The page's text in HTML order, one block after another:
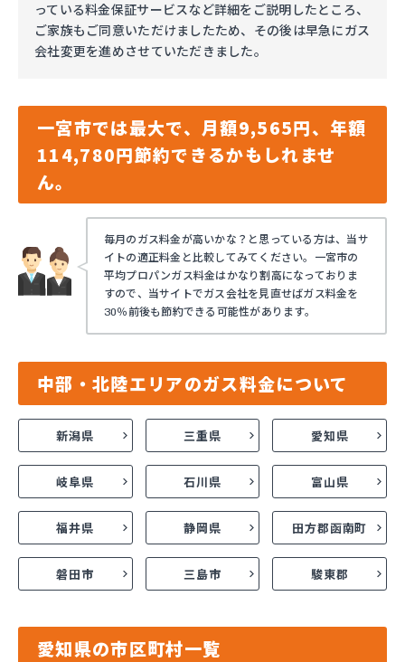
っている料金保証サービスなど詳細をご説明したところ、
ご家族もご同意いただけましたため、その後は早急にガス
会社変更を進めさせていただきました。
一宮市では最大で、月額9,565円、年額
114,780円節約できるかもしれませ
ん。
毎月のガス料金が高いかな？と思っている方は、当サ
イトの適正料金と比較してみてください。一宮市の
平均プロパンガス料金はかなり割高になっておりま
すので、当サイトでガス会社を見直せばガス料金を
30％前後も節約できる可能性があります。
中部・北陸エリアのガス料金について
新潟県 三重県 愛知県
岐阜県 石川県 富山県
福井県 静岡県 田方郡函南町
磐田市 三島市 駿東郡
愛知県の市区町村一覧